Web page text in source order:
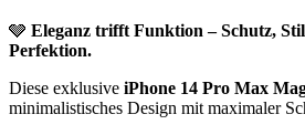
🩶 Eleganz trifft Funktion – Schutz,
Perfektion.
Diese exklusive iPhone 14 Pro Max
minimalistisches Design mit maximaler